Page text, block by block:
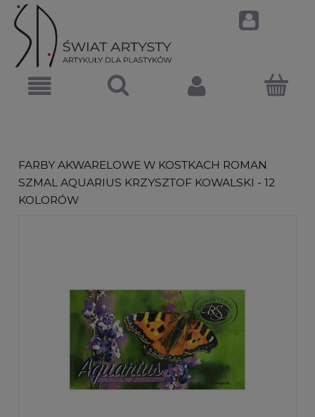
FARBY AKWARELOWE W KOSTKACH ROMAN
SZMAL AQUARIUS KRZYSZTOF KOWALSKI - 12
KOLORÓW